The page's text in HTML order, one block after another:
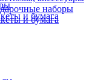
наборы
и бумага
и бумага